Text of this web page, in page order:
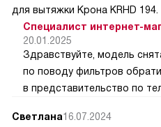
для вытяжки Крона KRHD
Специалист интернет-
20.01.2025
Здравствуйте, модель
по поводу фильтров
в представительство по
Светлана16.07.2024